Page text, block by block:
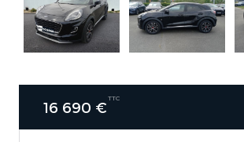
16 690 €
TTC